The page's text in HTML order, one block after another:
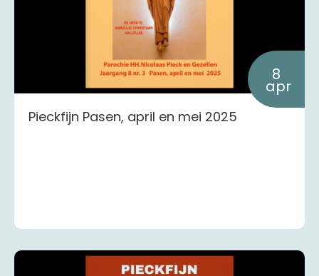
8
apr
Pieckfijn Pasen, april en mei 2025